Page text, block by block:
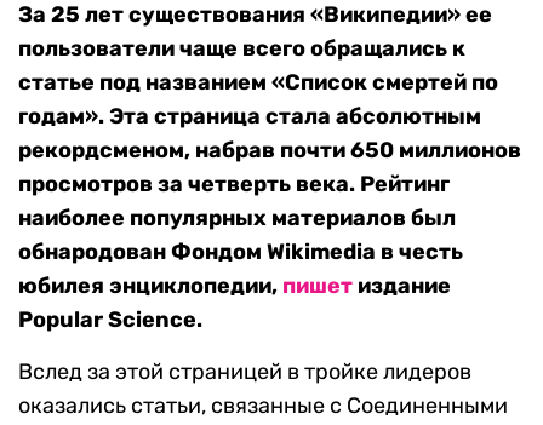
За 25 лет существования «Википедии» ее
пользователи чаще всего обращались к
статье под названием «Список смертей по
годам». Эта страница стала абсолютным
рекордсменом, набрав почти 650 миллионов
просмотров за четверть века. Рейтинг
наиболее популярных материалов был
обнародован Фондом Wikimedia в честь
юбилея энциклопедии, пишет издание
Popular Science.
Вслед за этой страницей в тройке лидеров
оказались статьи, связанные с Соединенными